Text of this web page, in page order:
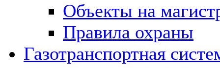
Объекты на
Правила охраны
Газотранспортная